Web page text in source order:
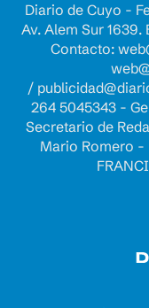
Diario de Cuyo -
Av. Alem Sur
Contacto:
/
264 5045343 -
Secretario de
Mario Romero -